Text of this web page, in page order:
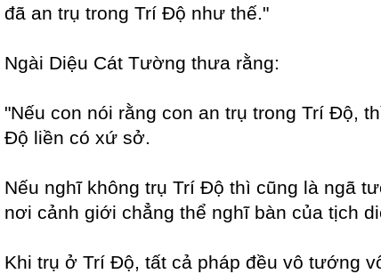
đã an trụ trong Trí Độ như thế."
Ngài Diệu Cát Tường thưa rằng:
"Nếu con nói rằng con an trụ trong Trí Độ,
Độ liền có xứ sở.
Nếu nghĩ không trụ Trí Độ thì cũng là ngã
nơi cảnh giới chẳng thể nghĩ bàn của tịch
Khi trụ ở Trí Độ, tất cả pháp đều vô tướng